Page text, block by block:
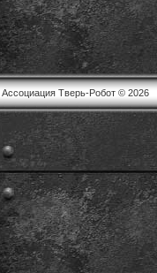
Тверь-Робот © 2026